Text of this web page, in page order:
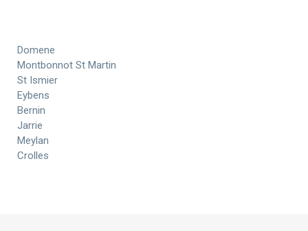
Domene
Montbonnot St Martin
St Ismier
Eybens
Bernin
Jarrie
Meylan
Crolles